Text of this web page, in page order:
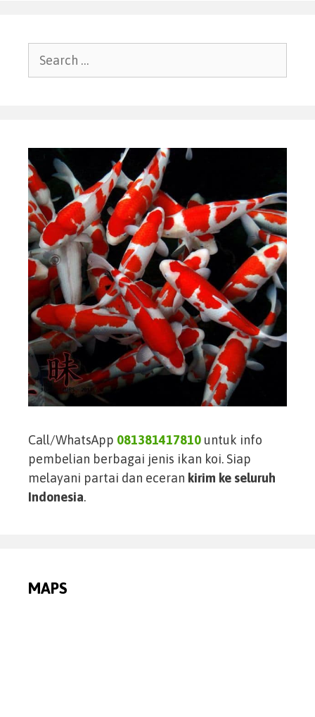
Call/WhatsApp 081381417810 untuk info
pembelian berbagai jenis ikan koi. Siap
melayani partai dan eceran kirim ke seluruh
Indonesia.
MAPS